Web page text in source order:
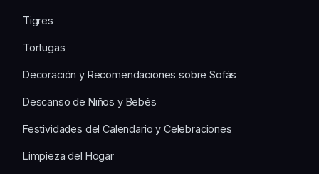
Tigres
Tortugas
Decoración y Recomendaciones sobre Sofás
Descanso de Niños y Bebés
Festividades del Calendario y Celebraciones
Limpieza del Hogar